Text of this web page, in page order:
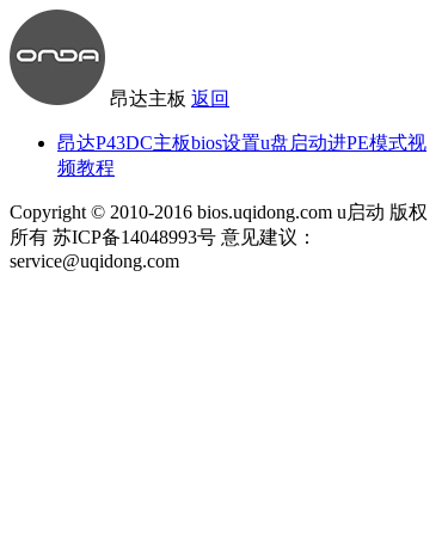
昂达主板 返回
昂达P43DC主板bios设置u盘启动进PE模式视
频教程
Copyright © 2010-2016 bios.uqidong.com u启动 版权
所有 苏ICP备14048993号 意见建议：
service@uqidong.com